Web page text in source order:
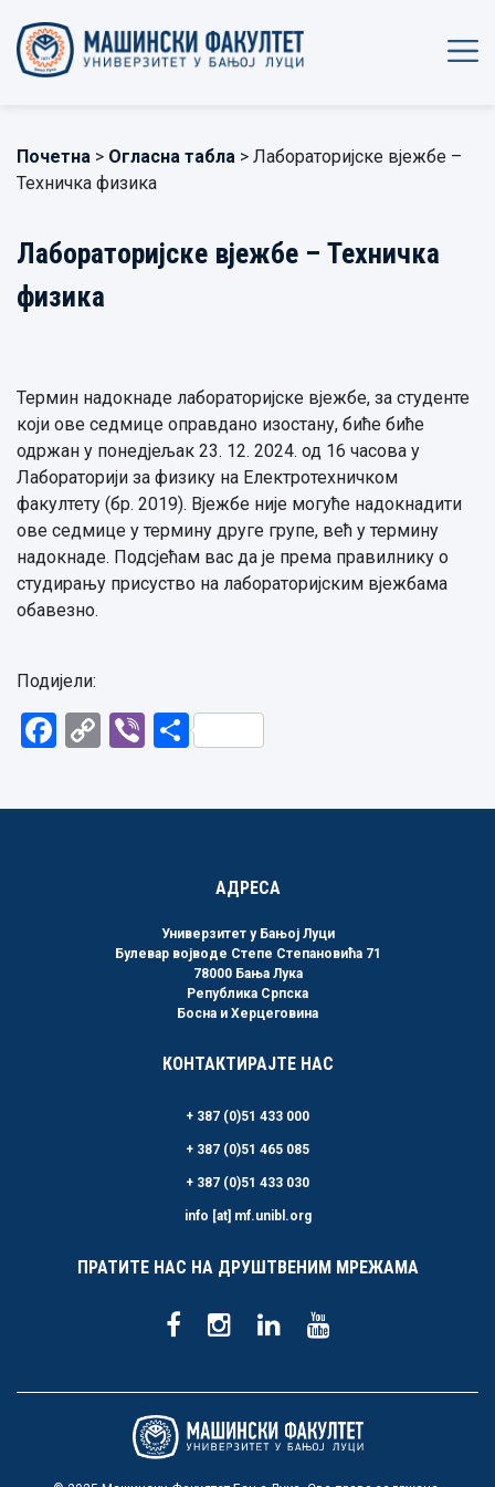
Почетна > Огласна табла > Лабораторијске вјежбе –
Техничка физика
Лабораторијске вјежбе – Техничка
физика
Термин надокнаде лабораторијске вјежбе, за студенте
који ове седмице оправдано изостану, биће биће
одржан у понедјељак 23. 12. 2024. од 16 часова у
Лабораторији за физику на Електротехничком
факултету (бр. 2019). Вјежбе није могуће надокнадити
ове седмице у термину друге групе, већ у термину
надокнаде. Подсјећам вас да је према правилнику о
студирању присуство на лабораторијским вјежбама
обавезно.
Подијели:
Facebook
CopyViberShare
АДРЕСА
Универзитет у Бањој Луци
Булевар војводе Степе Степановића 71
78000 Бања Лука
Република Српска
Босна и Херцеговина
КОНТАКТИРАЈТЕ НАС
+ 387 (0)51 433 000
+ 387 (0)51 465 085
+ 387 (0)51 433 030
info [at] mf.unibl.org
ПРАТИТЕ НАС НА ДРУШТВЕНИМ МРЕЖАМА